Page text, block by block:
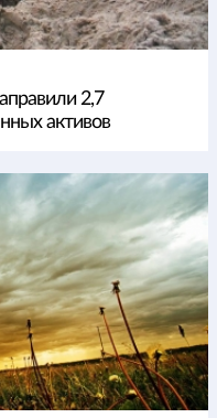
2,7
активов